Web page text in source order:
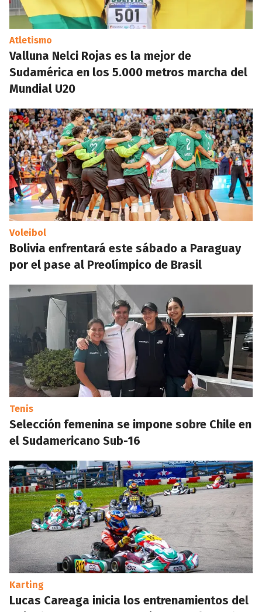
Atletismo
Valluna Nelci Rojas es la mejor de
Sudamérica en los 5.000 metros marcha del
Mundial U20
Voleibol
Bolivia enfrentará este sábado a Paraguay
por el pase al Preolímpico de Brasil
Tenis
Selección femenina se impone sobre Chile en
el Sudamericano Sub-16
Karting
Lucas Careaga inicia los entrenamientos del